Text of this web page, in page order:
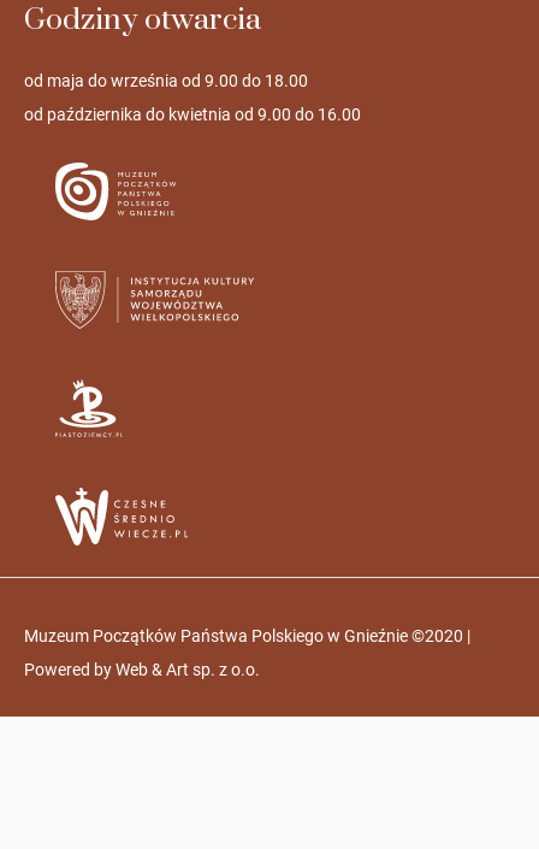
Godziny otwarcia
od maja do września od 9.00 do 18.00
od października do kwietnia od 9.00 do 16.00
Muzeum Początków Państwa Polskiego w Gnieźnie ©2020 |
Powered byWeb & Art sp. z o.o.